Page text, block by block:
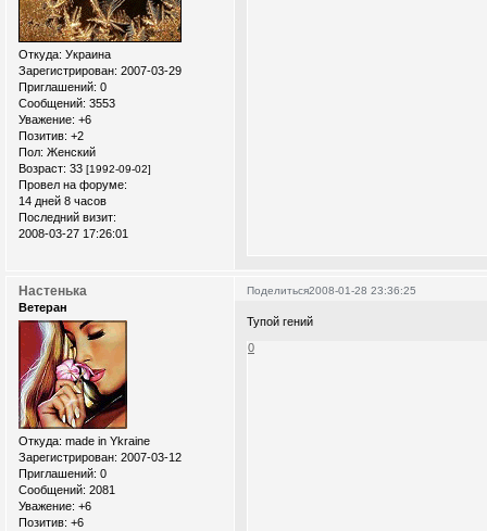
Откуда: Украина
Зарегистрирован: 2007-03-29
Приглашений: 0
Сообщений: 3553
Уважение: +6
Позитив: +2
Пол: Женский
Возраст: 33 [1992-09-02]
Провел на форуме:
14 дней 8 часов
Последний визит:
2008-03-27 17:26:01
Поделиться2008-01-28 23:36:25
Настенька
Ветеран
Откуда: made in Ykraine
Зарегистрирован: 2007-03-12
Приглашений: 0
Сообщений: 2081
Уважение: +6
Позитив: +6
Тупой гений
0